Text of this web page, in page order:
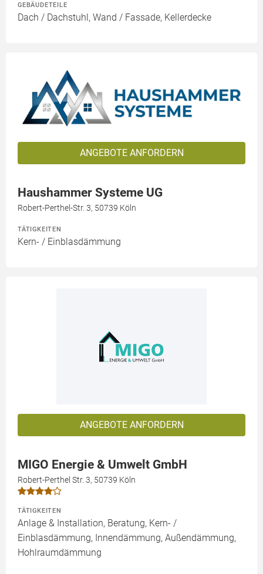
GEBÄUDETEILE
Dach / Dachstuhl, Wand / Fassade, Kellerdecke
ANGEBOTE ANFORDERN
Haushammer Systeme UG
Robert-Perthel-Str. 3, 50739 Köln
TÄTIGKEITEN
Kern- / Einblasdämmung
ANGEBOTE ANFORDERN
MIGO Energie & Umwelt GmbH
Robert-Perthel Str. 3, 50739 Köln
TÄTIGKEITEN
Anlage & Installation, Beratung, Kern- /
Einblasdämmung, Innendämmung, Außendämmung,
Hohlraumdämmung